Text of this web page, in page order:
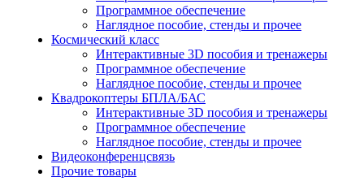
Программное обеспечение
Наглядное пособие, стенды и прочее
Космический класс
Интерактивные 3D пособия и тренажеры
Программное обеспечение
Наглядное пособие, стенды и прочее
Квадрокоптеры БПЛА/БАС
Интерактивные 3D пособия и тренажеры
Программное обеспечение
Наглядное пособие, стенды и прочее
Видеоконференцсвязь
Прочие товары